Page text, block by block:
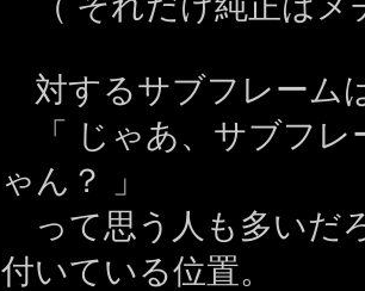
対するサブフレーム
「 じゃあ、サブフレ
ゃん？ 」
って思う人も多いだ
付いている位置。